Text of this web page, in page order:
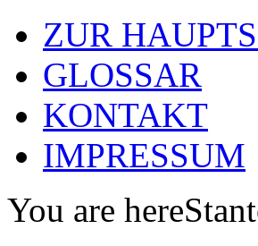
ZUR
GLOSSAR
KONTAKT
IMPRESSUM
You are here